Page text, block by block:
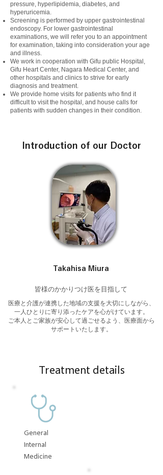
pressure, hyperlipidemia, diabetes, and
hyperuricemia.
Screening is performed by upper gastrointestinal
endoscopy. For lower gastrointestinal
examinations, we will refer you to an appointment
for examination, taking into consideration your age
and illness.
We work in cooperation with Gifu public Hospital,
Gifu Heart Center, Nagara Medical Center, and
other hospitals and clinics to strive for early
diagnosis and treatment.
We provide home visits for patients who find it
difficult to visit the hospital, and house calls for
patients with sudden changes in their condition.
Introduction of our Doctor​
Takahisa Miura
​皆様のかかりつけ医を目指して
​医療と介護が連携した地域の支援を大切にしながら、
一人ひとりに寄り添ったケアを心がけています。
ご本人とご家族が安心して過ごせるよう、医療面から
サポートいたします。
Treatment details
General
Internal
Medicine